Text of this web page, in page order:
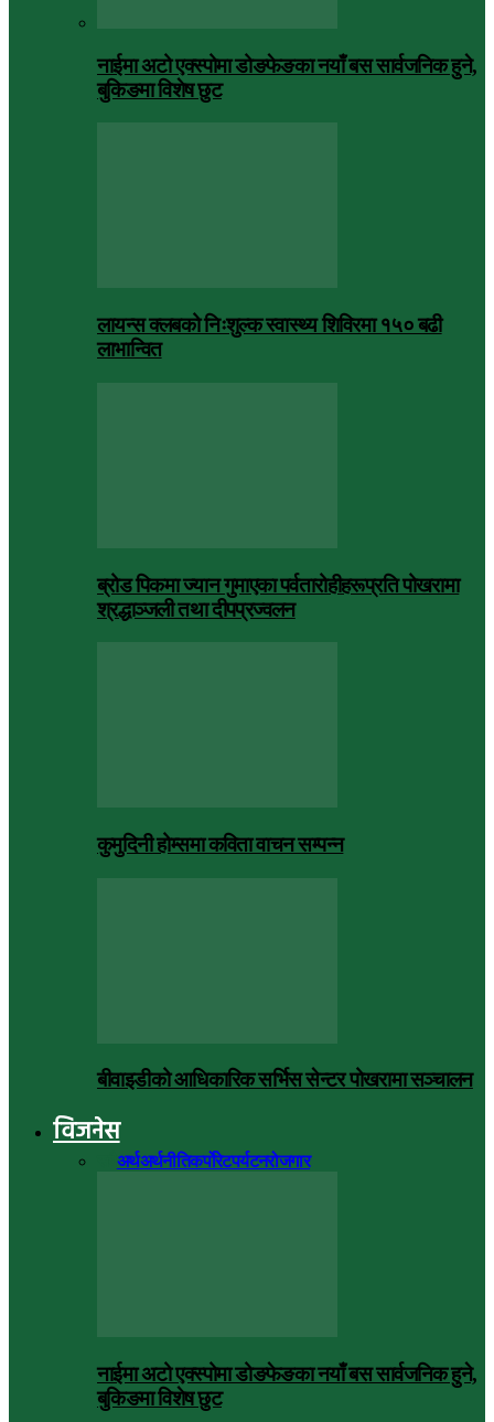
नाईमा अटो एक्स्पोमा डोङफेङका नयाँ बस सार्वजनिक हुने,
बुकिङमा विशेष छुट
लायन्स क्लबको निःशुल्क स्वास्थ्य शिविरमा १५० बढी
लाभान्वित
ब्रोड पिकमा ज्यान गुमाएका पर्वतारोहीहरूप्रति पोखरामा
श्रद्धाञ्जली तथा दीपप्रज्वलन
कुमुदिनी होम्समा कविता वाचन सम्पन्न
बीवाइडीको आधिकारिक सर्भिस सेन्टर पोखरामा सञ्चालन
विजनेस
अर्थअर्थनीतिकर्पोरेटपर्यटनरोजगार
नाईमा अटो एक्स्पोमा डोङफेङका नयाँ बस सार्वजनिक हुने,
बुकिङमा विशेष छुट